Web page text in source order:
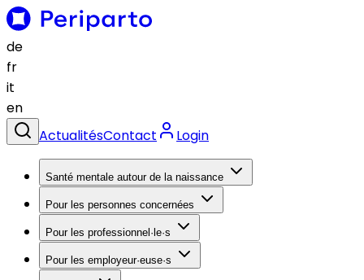
de
fr
it
en
ActualitésContact Login
Santé mentale autour de la naissance
Pour les personnes concernées
Pour les professionnel·le·s
Pour les employeur·euse·s